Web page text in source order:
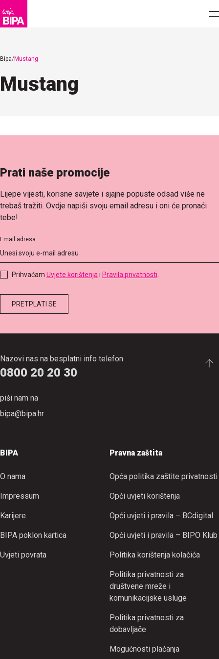
Bipa Mustang
Mustang
Nazovi nas na besplatni info telefon
0800 20 20 30
piši nam na
bipa@bipa.hr
BIPA
O nama
Impressum
Karijere
BIPA poklon kartica
Uvjeti povrata
Pravna zaštita
Opća politika zaštite privatnosti
Opći uvjeti korištenja
Opći uvjeti i pravila – BCdigital
Opći uvjeti i pravila – BIPO Klub
Politika korištenja kolačića
Politika privatnosti za
društvene mreže i
komunikacijske usluge
Politika privatnosti za
dobavljače
Mogućnosti plaćanja
Prati naše promocije
Lijepe vijesti, korisne savjete i sjajne popuste odsad više ne
trebaš tražiti. Ovdje napiši svoju email adresu i oni će pronaći
tebe!
Email adresa
Prihvaćam Uvjete korištenja i Pravila privatnosti